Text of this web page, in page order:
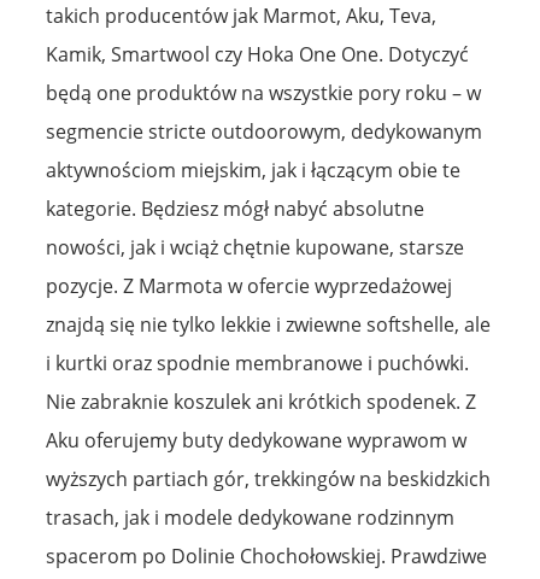
takich producentów jak Marmot, Aku, Teva,
Kamik, Smartwool czy Hoka One One. Dotyczyć
będą one produktów na wszystkie pory roku – w
segmencie stricte outdoorowym, dedykowanym
aktywnościom miejskim, jak i łączącym obie te
kategorie. Będziesz mógł nabyć absolutne
nowości, jak i wciąż chętnie kupowane, starsze
pozycje. Z Marmota w ofercie wyprzedażowej
znajdą się nie tylko lekkie i zwiewne softshelle, ale
i kurtki oraz spodnie membranowe i puchówki.
Nie zabraknie koszulek ani krótkich spodenek. Z
Aku oferujemy buty dedykowane wyprawom w
wyższych partiach gór, trekkingów na beskidzkich
trasach, jak i modele dedykowane rodzinnym
spacerom po Dolinie Chochołowskiej. Prawdziwe